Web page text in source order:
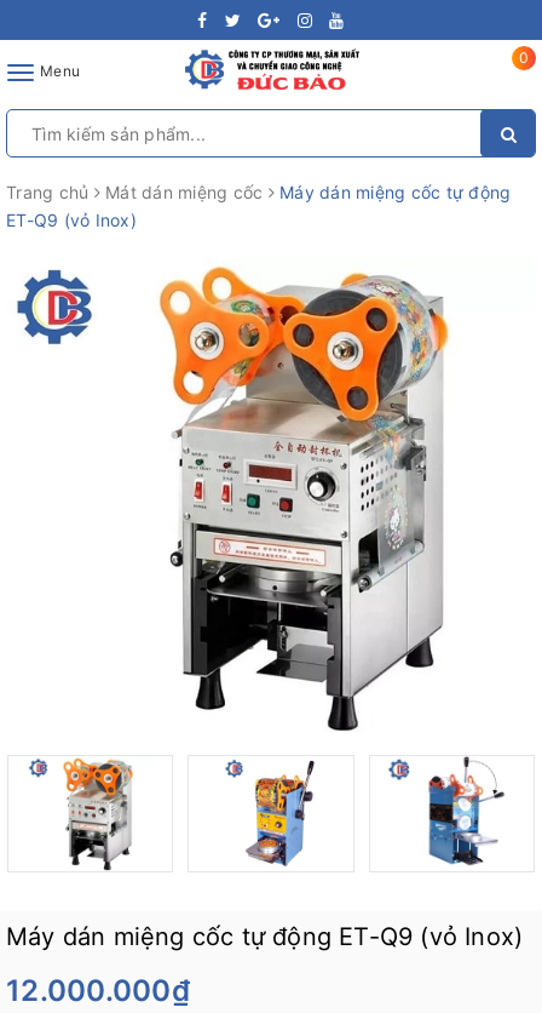
ToggleMenu
0
Trang chủ Mát dán miệng cốc
Máy dán miệng cốc tự động
ET-Q9 (vỏ Inox)
Máy dán miệng cốc tự động ET-Q9 (vỏ Inox)
12.000.000₫